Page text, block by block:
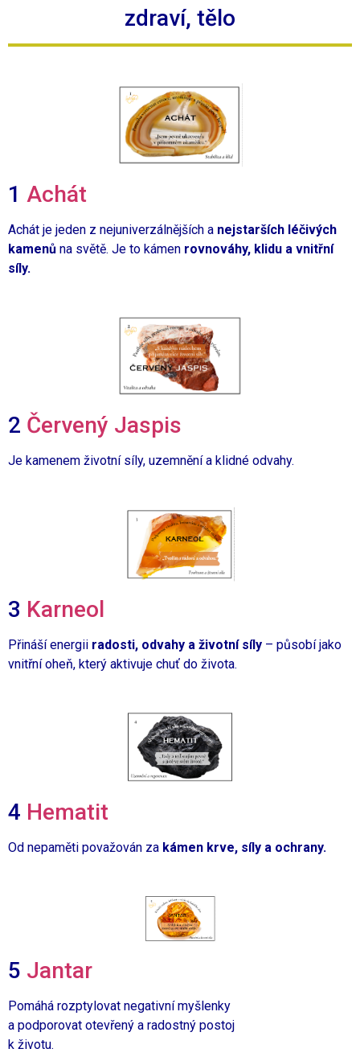
zdraví, tělo
1 Achát
Achát je jeden z nejuniverzálnějších a nejstarších léčivých
kamenů na světě. Je to kámen rovnováhy, klidu a vnitřní
síly.
2 Červený Jaspis
Je kamenem životní síly, uzemnění a klidné odvahy.
3 Karneol
Přináší energii radosti, odvahy a životní síly – působí jako
vnitřní oheň, který aktivuje chuť do života.
4 Hematit
Od nepaměti považován za kámen krve, síly a ochrany.
5 Jantar
Pomáhá rozptylovat negativní myšlenky
a podporovat otevřený a radostný postoj
k životu.